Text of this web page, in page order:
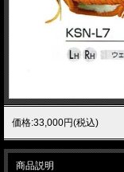
価格:33,000円(税込)
商品説明